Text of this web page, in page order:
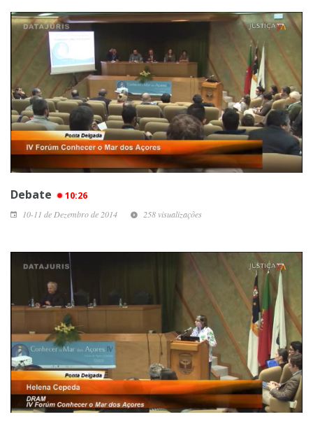
Debate 10:26
10-11 de Dezembro de 2014 258 visualizações